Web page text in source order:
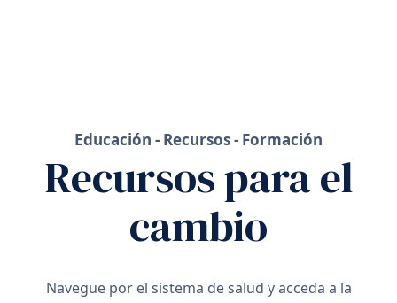
Educación - Recursos - Formación
Recursos para el
cambio
Navegue por el sistema de salud y acceda a la